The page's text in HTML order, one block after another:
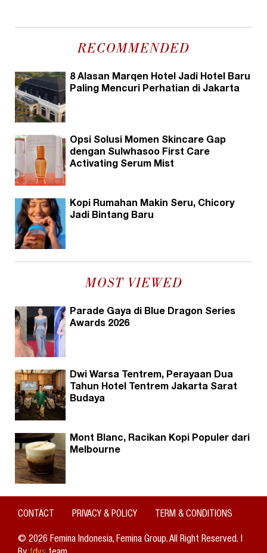
RECOMMENDED
8 Alasan Marqen Hotel Jadi Hotel Baru
Paling Mencuri Perhatian di Jakarta
Opsi Solusi Momen Skincare Gap
dengan Sulwhasoo First Care
Activating Serum Mist
Kopi Rumahan Makin Seru, Chicory
Jadi Bintang Baru
MOST VIEWED
Parade Gaya di Blue Dragon Series
Awards 2026
Dwi Warsa Tentrem, Perayaan Dua
Tahun Hotel Tentrem Jakarta Sarat
Budaya
Mont Blanc, Racikan Kopi Populer dari
Melbourne
CONTACT PRIVACY & POLICY TERM & CONDITIONS
© 2026 Femina Indonesia, Femina Group. All Right Reserved. |